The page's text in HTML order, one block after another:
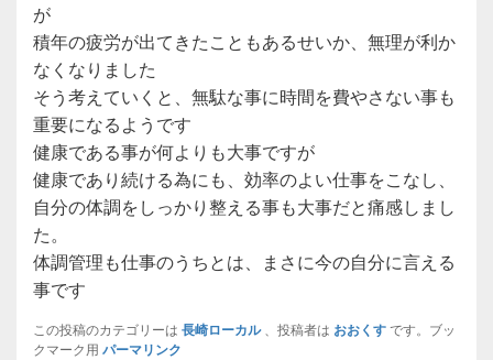
が
積年の疲労が出てきたこともあるせいか、無理が利か
なくなりました
そう考えていくと、無駄な事に時間を費やさない事も
重要になるようです
健康である事が何よりも大事ですが
健康であり続ける為にも、効率のよい仕事をこなし、
自分の体調をしっかり整える事も大事だと痛感しまし
た。
体調管理も仕事のうちとは、まさに今の自分に言える
事です
この投稿のカテゴリーは 長崎ローカル、投稿者は おおくすです。ブッ
クマーク用 パーマリンク